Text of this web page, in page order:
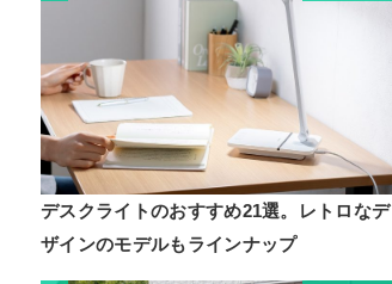
デスクライトのおすすめ21選。レトロなデ
ザインのモデルもラインナップ